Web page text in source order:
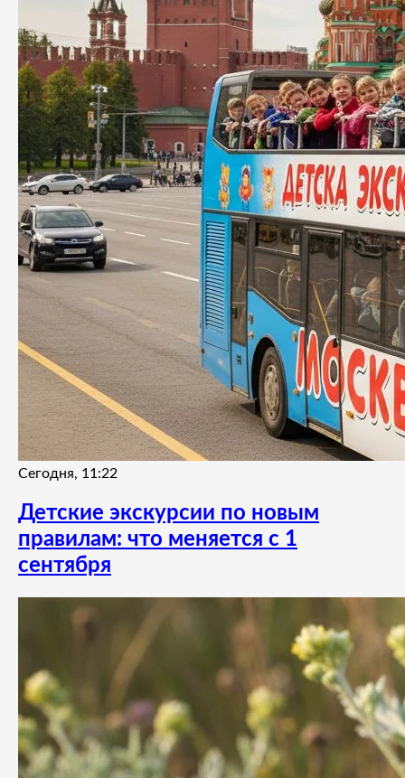
Сегодня, 11:22
Детские экскурсии по новым
правилам: что меняется с 1
сентября